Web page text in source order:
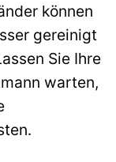
können
gereinigt
Sie Ihre
warten,